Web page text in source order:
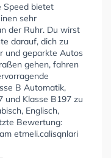
Speed bietet
sehr
der Ruhr. Du wirst
darauf, dich zu
und geparkte Autos
gehen, fahren
B Automatik,
und Klasse B197 zu
Englisch,
Bewertung:
etmeli.calisqnlari